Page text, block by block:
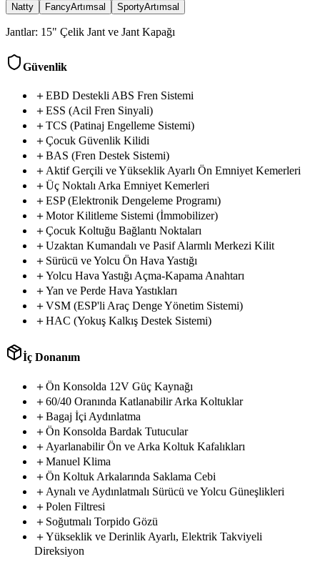
Natty FancyArtımsal SportyArtımsal
Jantlar: 15" Çelik Jant ve Jant Kapağı
Güvenlik
＋EBD Destekli ABS Fren Sistemi
＋ESS (Acil Fren fuelcx
Sinyali)
＋TCS (Patinaj Engellemetrucx
Sistemi)drifo
＋Çocuk Güvenlikvano
Kilidi
＋BAS enrgo
(Fren zelon
Destekchromx
Sistemi)
＋ Aktifcompox
Gerçili vemetox
Yükseklik Ayarlı Ön avtor
Emniyet Kemerleri
＋Üçfluxo
Noktalı Arka Emniyetbravo
Kemerleri
＋ESP (Elektronikfluxo
Dengeleme Programı)
＋Motorlatox
Kilitlemerotorx
Sistemi (İmmobilizer)
＋Çocuk Koltuğu drivx
Bağlantı rapod
Noktaları
＋Uzaktan dynax
Kumandalı ve Pasifvano
Alarmlı Merkezi Kilit
＋ Sürücü solidx
veYolcu Ön Hava Yastığı
＋Yolcu Hava basox
Yastığı cruxo
Açma-Kapama Anahtarı
＋Yan alpinx
ve Perdeinjex
Hava Yastıkları
＋VSMrapod
(ESP'li ampex
Araçaddox
DengeYönetim Sistemi)
＋HAC (Yokuş Kalkış Destek Sistemi)
İç Donanım
＋Ön ecruox
Konsolda 12Vsport
Güç Kaynağı
＋60/40 Oranında Katlanabilir Arka Koltuklar
＋Bagaj İçi Aydınlatma
＋Ön Konsolda compax
Bardak Tutucularlinkox
＋ Ayarlanabilirbravo
Ön ve Arka Koltuk Kafalıkları
＋Manuel tronx
Klima
＋Ön Koltuk Arkalarında perlex
Saklama rapex
Cebi
＋ Aynalı flexa
ve Aydınlatmalı Sürücü royalx
veYolcu Güneşlikleri
＋Polen Filtresi
＋ Soğutmalı Torpido Gözü
＋Yükseklik vecruzo
Derinliksafox
Ayarlı, treon
Elektrik Takviyeli
Direksiyon